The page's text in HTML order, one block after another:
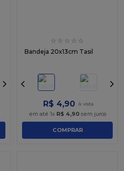
☆ ☆ ☆ ☆ ☆
Bandeja 20x13cm Tasil
R$ 4,90
em até 1x R$ 4,90sem juros
COMPRAR